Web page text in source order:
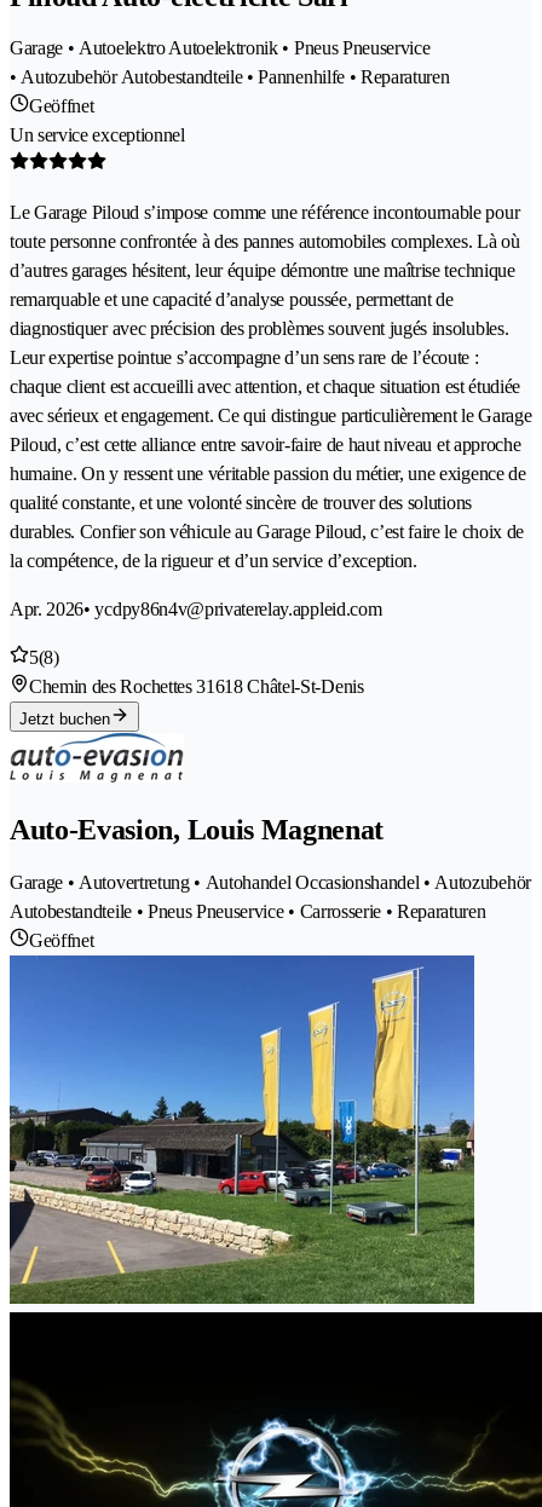
Garage • Autoelektro Autoelektronik • Pneus Pneuservice
• Autozubehör Autobestandteile • Pannenhilfe • Reparaturen
Geöffnet
Un service exceptionnel
Le Garage Piloud s’impose comme une référence incontournable pour
toute personne confrontée à des pannes automobiles complexes. Là où
d’autres garages hésitent, leur équipe démontre une maîtrise technique
remarquable et une capacité d’analyse poussée, permettant de
diagnostiquer avec précision des problèmes souvent jugés insolubles.
Leur expertise pointue s’accompagne d’un sens rare de l’écoute :
chaque client est accueilli avec attention, et chaque situation est étudiée
avec sérieux et engagement. Ce qui distingue particulièrement le Garage
Piloud, c’est cette alliance entre savoir-faire de haut niveau et approche
humaine. On y ressent une véritable passion du métier, une exigence de
qualité constante, et une volonté sincère de trouver des solutions
durables. Confier son véhicule au Garage Piloud, c’est faire le choix de
la compétence, de la rigueur et d’un service d’exception.
Apr. 2026• ycdpy86n4v@privaterelay.appleid.com
5(8)
Chemin des Rochettes 31618 Châtel-St-Denis
Jetzt buchen
Auto-Evasion, Louis Magnenat
Garage • Autovertretung • Autohandel Occasionshandel • Autozubehör
Autobestandteile • Pneus Pneuservice • Carrosserie • Reparaturen
Geöffnet